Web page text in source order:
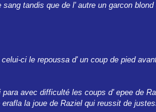
tandis que de l' autre un garcon
ci le repoussa d' un coup de pied
avec difficulté les coups d' epee de
la joue de Raziel qui reussit de